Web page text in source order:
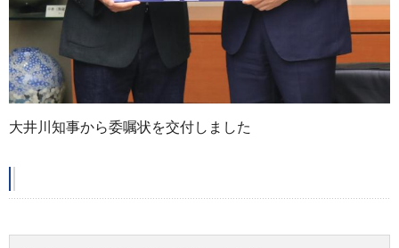
大井川知事から委嘱状を交付しました